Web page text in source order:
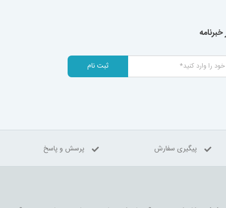
ثبت نام
پیگیری سفارش پرسش و پاسخ